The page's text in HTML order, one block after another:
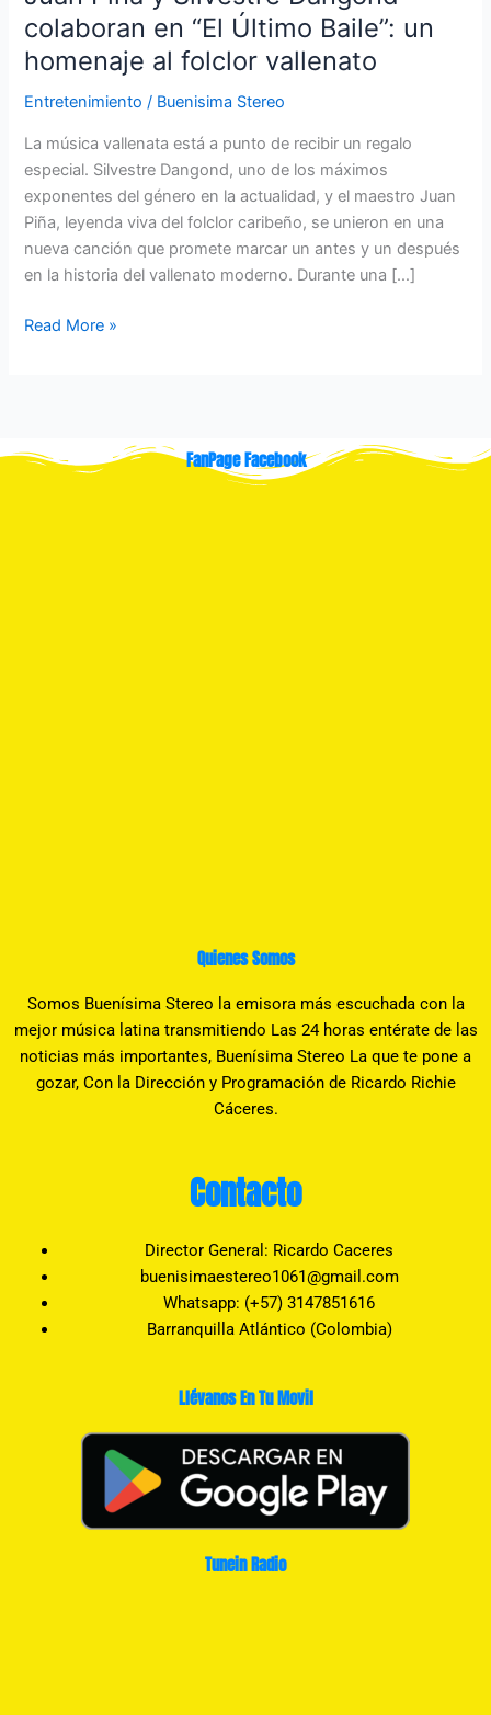
colaboran en “El Último Baile”: un
homenaje al folclor vallenato
Entretenimiento / Buenisima Stereo
La música vallenata está a punto de recibir un regalo
especial. Silvestre Dangond, uno de los máximos
exponentes del género en la actualidad, y el maestro Juan
Piña, leyenda viva del folclor caribeño, se unieron en una
nueva canción que promete marcar un antes y un después
en la historia del vallenato moderno. Durante una […]
homenaje
al
folclor
Read More »
FanPage Facebook
Quienes Somos
Somos Buenísima Stereo la emisora más escuchada con la
mejor música latina transmitiendo Las 24 horas entérate de las
noticias más importantes, Buenísima Stereo La que te pone a
gozar, Con la Dirección y Programación de Ricardo Richie
Cáceres.
Contacto
Director General: Ricardo Caceres
buenisimaestereo1061@gmail.com
Whatsapp: (+57) 3147851616
Barranquilla Atlántico (Colombia)
Llévanos En Tu Movil
Tunein Radio